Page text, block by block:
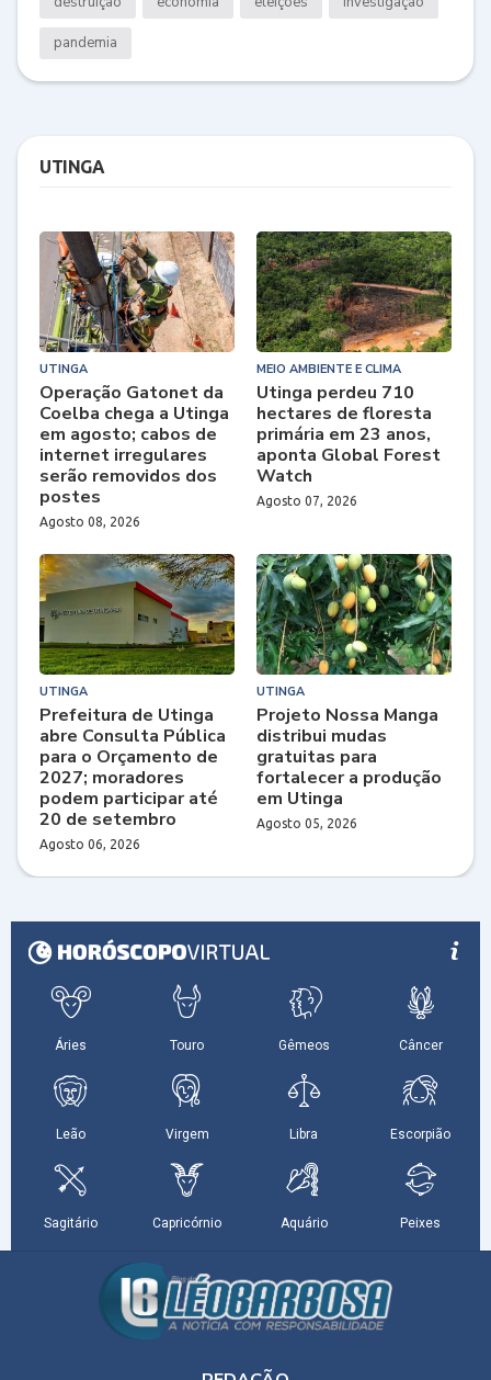
pandemia
UTINGA
UTINGA
Operação Gatonet da
Coelba chega a Utinga
em agosto; cabos de
internet irregulares
serão removidos dos
postes
Agosto 08, 2026
MEIO AMBIENTE E CLIMA
Utinga perdeu 710
hectares de floresta
primária em 23 anos,
aponta Global Forest
Watch
Agosto 07, 2026
UTINGA
Prefeitura de Utinga
abre Consulta Pública
para o Orçamento de
2027; moradores
podem participar até
20 de setembro
Agosto 06, 2026
UTINGA
Projeto Nossa Manga
distribui mudas
gratuitas para
fortalecer a produção
em Utinga
Agosto 05, 2026